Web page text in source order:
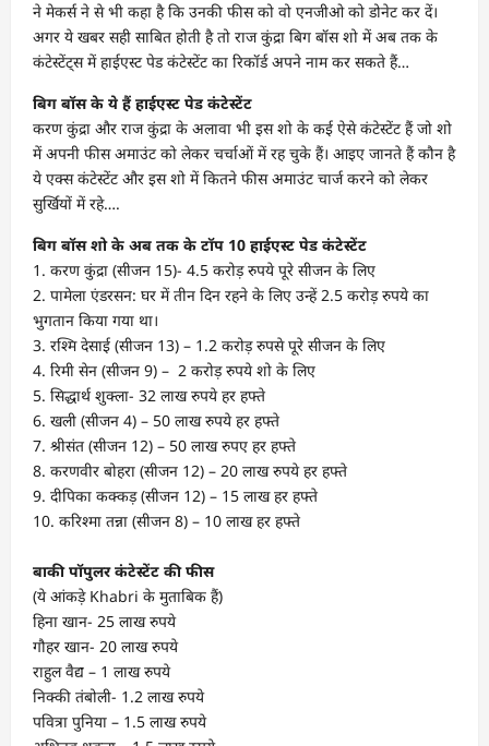
ने मेकर्स ने से भी कहा है कि उनकी फीस को वो एनजीओ को डोनेट कर दें।
अगर ये खबर सही साबित होती है तो राज कुंद्रा बिग बॉस शो में अब तक के
कंटेस्टेंट्स में हाईएस्ट पेड कंटेस्टेंट का रिकॉर्ड अपने नाम कर सकते हैं…
बिग बॉस के ये हैं हाईएस्ट पेड कंटेस्टेंट
करण कुंद्रा और राज कुंद्रा के अलावा भी इस शो के कई ऐसे कंटेस्टेंट हैं जो शो
में अपनी फीस अमाउंट को लेकर चर्चाओं में रह चुके हैं। आइए जानते हैं कौन है
ये एक्स कंटेस्टेंट और इस शो में कितने फीस अमाउंट चार्ज करने को लेकर
सुर्खियों में रहे….
बिग बॉस शो के अब तक के टॉप 10 हाईएस्ट पेड कंटेस्टेंट
1. करण कुंद्रा (सीजन 15)- 4.5 करोड़ रुपये पूरे सीजन के लिए
2. पामेला एंडरसन: घर में तीन दिन रहने के लिए उन्हें 2.5 करोड़ रुपये का
भुगतान किया गया था।
3. रश्मि देसाई (सीजन 13) – 1.2 करोड़ रुपसे पूरे सीजन के लिए
4. रिमी सेन (सीजन 9) – 2 करोड़ रुपये शो के लिए
5. सिद्धार्थ शुक्ला- 32 लाख रुपये हर हफ्ते
6. खली (सीजन 4) – 50 लाख रुपये हर हफ्ते
7. श्रीसंत (सीजन 12) – 50 लाख रुपए हर हफ्ते
8. करणवीर बोहरा (सीजन 12) – 20 लाख रुपये हर हफ्ते
9. दीपिका कक्कड़ (सीजन 12) – 15 लाख हर हफ्ते
10. करिश्मा तन्ना (सीजन 8) – 10 लाख हर हफ्ते
बाकी पॉपुलर कंटेस्टेंट की फीस
(ये आंकड़े Khabri के मुताबिक हैं)
हिना खान- 25 लाख रुपये
गौहर खान- 20 लाख रुपये
राहुल वैद्य – 1 लाख रुपये
निक्की तंबोली- 1.2 लाख रुपये
पवित्रा पुनिया – 1.5 लाख रुपये